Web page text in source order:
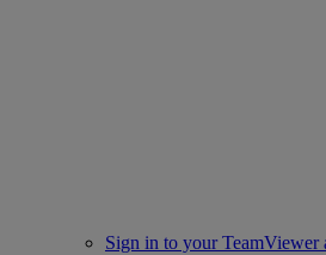
Sign in to your TeamViewer